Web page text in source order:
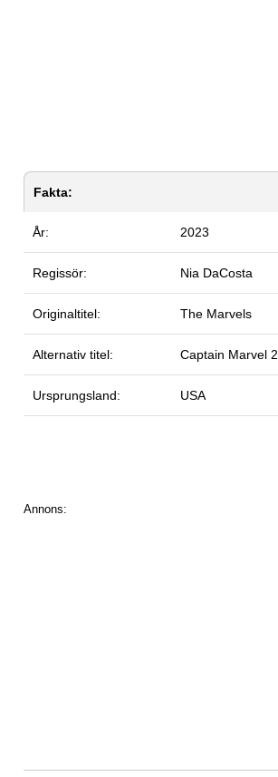
Fakta:
År: 2023
Regissör: Nia DaCosta
Originaltitel: The Marvels
Alternativ titel: Captain Marvel 2
Ursprungsland: USA
Annons: